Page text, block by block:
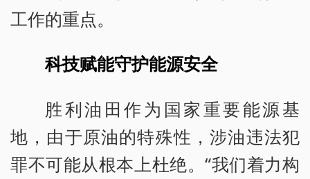
工作的重点。
科技赋能守护能源安全
胜利油田作为国家重要能源基
地，由于原油的特殊性，涉油违法犯
罪不可能从根本上杜绝。“我们着力构